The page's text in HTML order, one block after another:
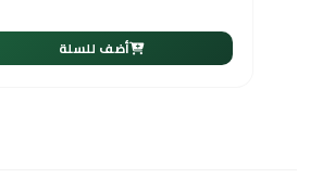
أضف للسلة